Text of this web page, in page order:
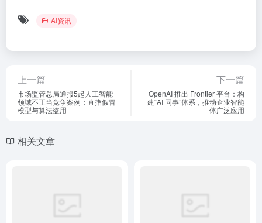
AI资讯
上一篇
市场监管总局通报5起人工智能
领域不正当竞争案例：直指假冒
模型与算法盗用
下一篇
OpenAI 推出 Frontier 平台：构
建“AI 同事”体系，推动企业智能
体广泛应用
相关文章